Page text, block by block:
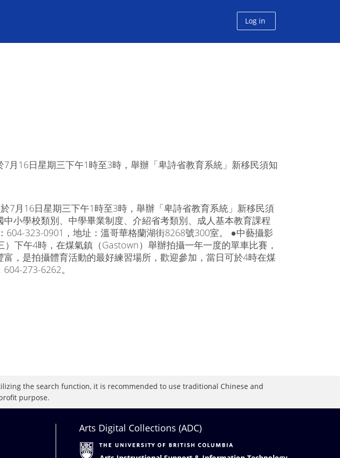
Log in
月16日星期三下午1時至3時，舉辦「卑詩省教育系統」新移民須知
7月16日星期三下午1時至3時，舉辦「卑詩省教育系統」新移民須
小學校類別、中學畢業制度、介紹省考類別、成人基本教育課程
604-323-0901，地址：溫哥華格蘭湖街8268號300室。 ●中藝攝影
下午4時，在煤氣鎮（Gastown）舉辦拍攝一年一度的單車比賽，
，是拍攝體育活動的最好練習場所，歡迎參加，當日可於4時在煤
273-6262。
the search function, it is recommended to use traditional Chinese and
purpose.
Arts Digital Collections (ADC)